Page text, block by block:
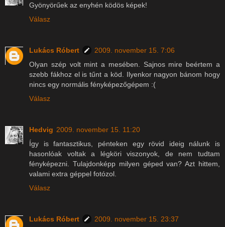
Gyönyörűek az enyhén ködös képek!
Válasz
Lukács Róbert
2009. november 15. 7:06
Olyan szép volt mint a mesében. Sajnos mire beértem a
szebb fákhoz el is tűnt a köd. Ilyenkor nagyon bánom hogy
nincs egy normális fényképezőgépem :(
Válasz
Hedvig 2009. november 15. 11:20
Így is fantasztikus, pénteken egy rövid ideig nálunk is
hasonlóak voltak a légköri viszonyok, de nem tudtam
fényképezni. Tulajdonképp milyen géped van? Azt hittem,
valami extra géppel fotózol.
Válasz
Lukács Róbert
2009. november 15. 23:37